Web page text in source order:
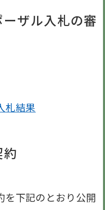
ザル入札の審
札結果
を下記のとおり公開